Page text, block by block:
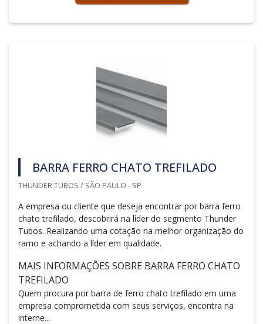
BARRA FERRO CHATO TREFILADO
THUNDER TUBOS / SÃO PAULO - SP
A empresa ou cliente que deseja encontrar por barra ferro
chato trefilado, descobrirá na líder do segmento Thunder
Tubos. Realizando uma cotação na melhor organização do
ramo e achando a líder em qualidade.
MAIS INFORMAÇÕES SOBRE BARRA FERRO CHATO
TREFILADO
Quem procura por barra de ferro chato trefilado em uma
empresa comprometida com seus serviços, encontra na
interne...